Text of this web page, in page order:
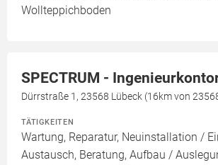
Wollteppichboden
SPECTRUM -
Dürrstraße 1, 23568 Lübeck (16km von
TÄTIGKEITEN
Wartung, Reparatur, Neuinstallation /
Austausch, Beratung, Aufbau /